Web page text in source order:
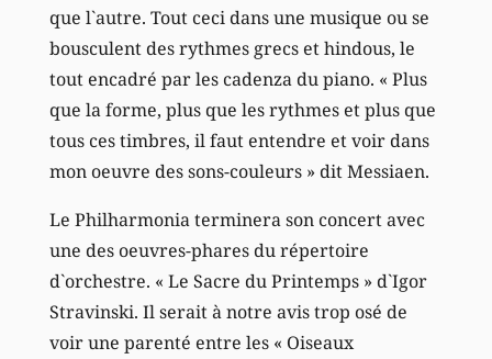
que l`autre. Tout ceci dans une musique ou se
bousculent des rythmes grecs et hindous, le
tout encadré par les cadenza du piano. « Plus
que la forme, plus que les rythmes et plus que
tous ces timbres, il faut entendre et voir dans
mon oeuvre des sons-couleurs » dit Messiaen.
Le Philharmonia terminera son concert avec
une des oeuvres-phares du répertoire
d`orchestre. « Le Sacre du Printemps » d`Igor
Stravinski. Il serait à notre avis trop osé de
voir une parenté entre les « Oiseaux